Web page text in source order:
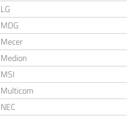
LG
MDG
Mecer
Medion
MSI
Multicom
NEC